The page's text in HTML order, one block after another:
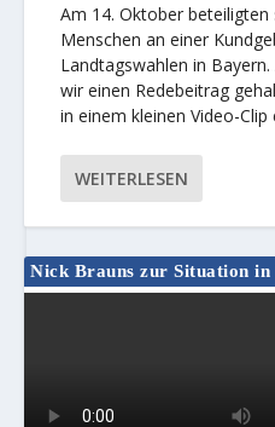
Am 14. Oktober
Menschen an einer
Landtagswahlen in
wir einen Redebeitrag
in einem kleinen Video-Clip
WEITERLESEN
Nick Brauns zur Situation in